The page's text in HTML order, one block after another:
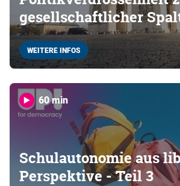
gesellschaftlicher
WEITERE INFOS
60 min
Schulautonomie aus
Perspektive - Teil 3